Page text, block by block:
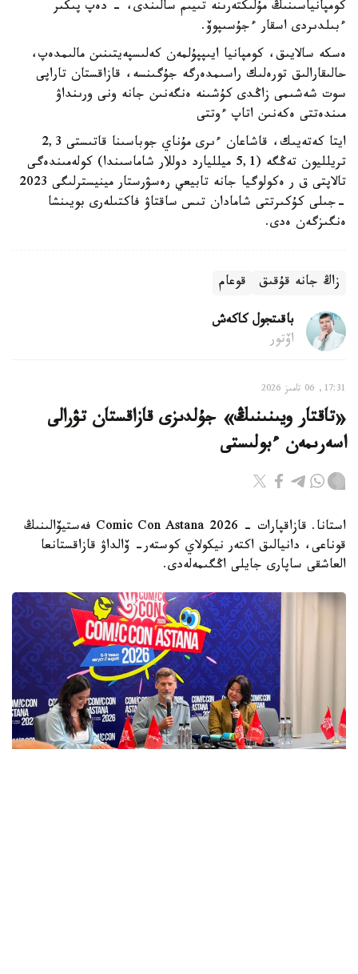
كومپانياسىنىڭ مۇلىكتەرىنە تىيىم سالىندى، - دەپ پىكىر
ءبىلدىردى اسقار ءجۇسىپوۆ.
ەسكە سالايىق، كومپانيا ايىپپۇلمەن كەلىسپەيتىنىن مالىمدەپ،
حالىقارالىق تورەلىك راسىمدەرگە جۇگىنسە، قازاقستان تاراپى
سوت شەشىمى زاڭدى كۇشىنە ەنگەنىن جانە ونى ورىنداۋ
مىندەتتى ەكەنىن اتاپ ءوتتى
ايتا كەتەيىك، قاشاعان ءىرى مۇناي جوباسىنا قاتىستى 2,3
تريلليون تەڭگە (5,1 ميلليارد دوللار شاماسىندا) كولەمىندەگى
تالاپتى ق ر ەكولوگيا جانە تابيعي رەسۋرستار مينيسترلىگى 2023
-جىلى كۇكىرتتى شامادان تىس ساقتاۋ فاكتىلەرى بويىنشا
ەنگىزگەن ەدى.
زاڭ جانە قۇقىق قوعام
باقىتجول كاكەش
اۆتور
17:31, 06 تامىز 2026
«تاقتار ويىنىنىڭ» جۇلدىزى قازاقستان تۋرالى
اسەرىمەن ءبولىستى
استانا. قازاقپارات - Comic Con Astana 2026 فەستيۆالىنىڭ
قوناعى، دانيالىق اكتەر نيكولاي كوستەر- ۆالداۋ قازاقستانعا
العاشقى ساپارى جايلى اڭگىمەلەدى.